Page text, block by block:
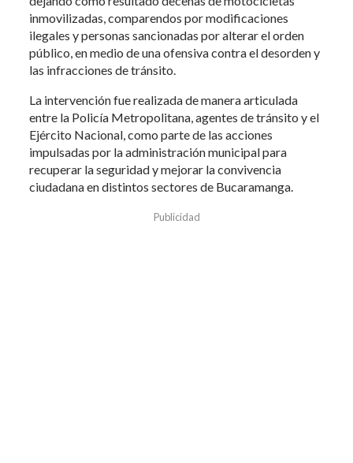
inmovilizadas, comparendos por modificaciones
ilegales y personas sancionadas por alterar el orden
público, en medio de una ofensiva contra el desorden y
las infracciones de tránsito.
La intervención fue realizada de manera articulada
entre la Policía Metropolitana, agentes de tránsito y el
Ejército Nacional, como parte de las acciones
impulsadas por la administración municipal para
recuperar la seguridad y mejorar la convivencia
ciudadana en distintos sectores de Bucaramanga.
Publicidad